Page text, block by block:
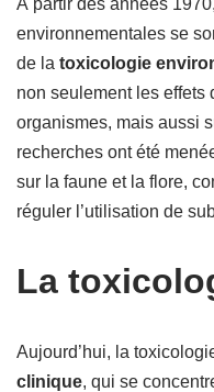
À partir des années
environnementales se
de la toxicologie
non seulement les effets
organismes, mais aussi
recherches ont été
sur la faune et la flore,
réguler l’utilisation de
La
Aujourd’hui, la
clinique, qui se